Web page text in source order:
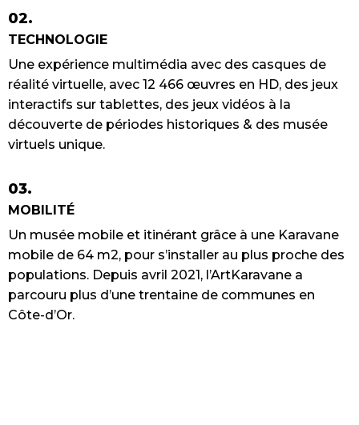
02.
TECHNOLOGIE
Une expérience multimédia avec des casques de
réalité virtuelle, avec 12 466 œuvres en HD, des jeux
interactifs sur tablettes, des jeux vidéos à la
découverte de périodes historiques & des musée
virtuels unique.
03.
MOBILITÉ
Un musée mobile et itinérant grâce à une Karavane
mobile de 64 m2, pour s’installer au plus proche des
populations. Depuis avril 2021, l’ArtKaravane a
parcouru plus d’une trentaine de communes en
Côte-d’Or.